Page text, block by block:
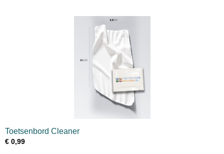
Toetsenbord Cleaner
€ 0,99